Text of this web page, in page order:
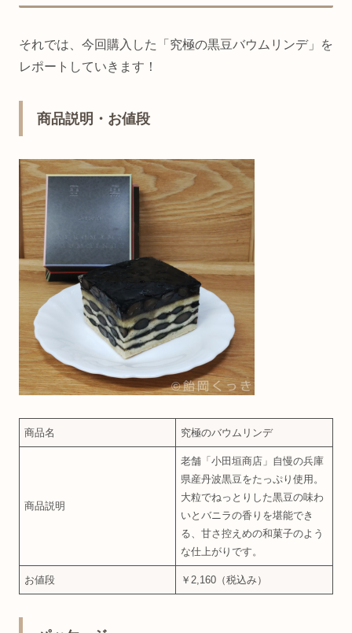
それでは、今回購入した「究極の黒豆バウムリンデ」を
レポートしていきます！
商品説明・お値段
商品名 究極のバウムリンデ
商品説明
老舗「小田垣商店」自慢の兵庫
県産丹波黒豆をたっぷり使用。
大粒でねっとりした黒豆の味わ
いとバニラの香りを堪能でき
る、甘さ控えめの和菓子のよう
な仕上がりです。
お値段 ￥2,160（税込み）